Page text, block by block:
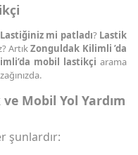
Lastiğiniz mi patladı? Lastik
ArtıkZonguldak Kilimli ’da
mobil lastikçi arama
Mobil Yol Yardım
şunlardır: